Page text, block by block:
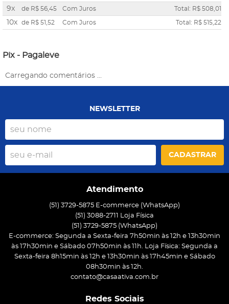
9x de R$ 56,45 Com Juros Total: R$ 508,01
10x de R$ 51,52 Com Juros Total: R$ 515,22
Pix - Pagaleve
Carregando comentários ...
NEWSLETTER
CADASTRAR
Atendimento
(51) 3729-5875 E-commerce (WhatsApp)
(51) 3088-2711 Loja Física
(51) 3729-5875 (WhatsApp)
E-commerce: Segunda a Sexta-feira 7h50min às 12h e 13h30min
às 17h30min e Sábado 07h50min às 11h. Loja Física: Segunda a
Sexta-feira 8h15min às 12h e 13h30min às 17h45min e Sábado
08h30min às 12h.
contato@casaativa.com.br
Redes Sociais